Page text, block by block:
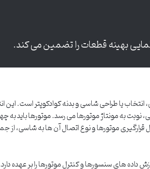
بهینه قطعات را تضمین می کند.
یا طراحی شاسی و بدنه کوادکوپتر است. این
نوبت به مونتاژ موتورها می رسد. موتورها باید به
موتورها و نوع اتصال آن ها به شاسی، از
داده های سنسورها و کنترل موتورها را بر عهده